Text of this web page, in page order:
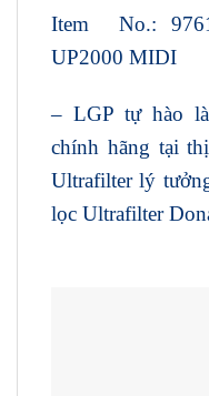
Item No.:
UP2000 MIDI
– LGP tự hào
chính hãng tại
Ultrafilter lý
lọc Ultrafilter